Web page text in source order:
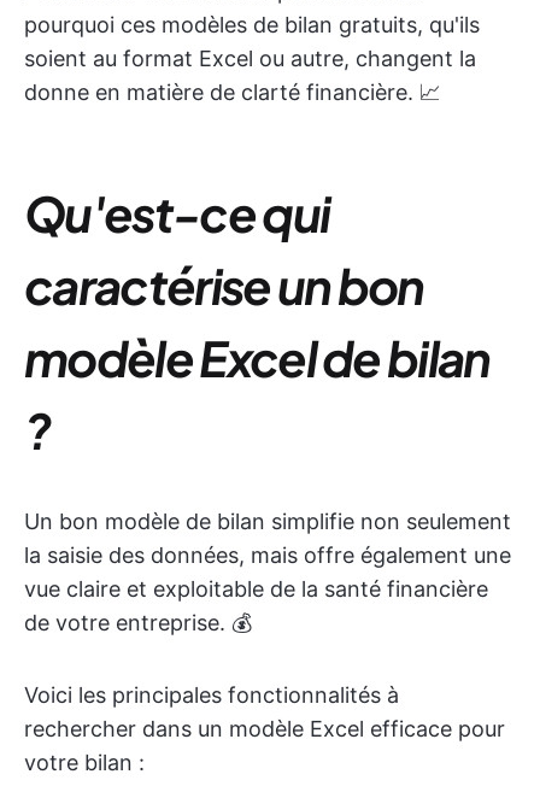
pourquoi ces modèles de bilan gratuits, qu'ils
soient au format Excel ou autre, changent la
donne en matière de clarté financière. 📈
Qu'est-ce qui
caractérise un bon
modèle Excel de bilan
?
Un bon modèle de bilan simplifie non seulement
la saisie des données, mais offre également une
vue claire et exploitable de la santé financière
de votre entreprise. 💰
Voici les principales fonctionnalités à
rechercher dans un modèle Excel efficace pour
votre bilan :